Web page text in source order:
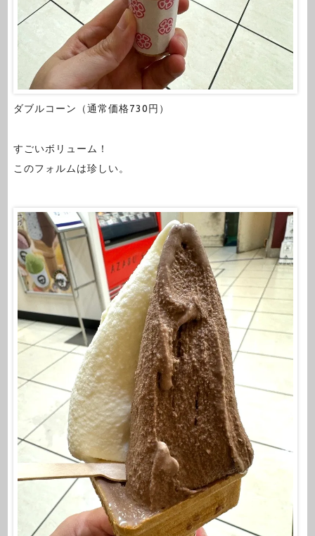
ダブルコーン（通常価格730円）
すごいボリューム！
このフォルムは珍しい。